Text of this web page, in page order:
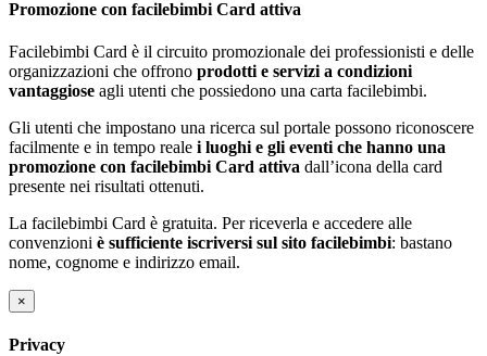
Promozione con facilebimbi Card attiva
Facilebimbi Card è il circuito promozionale dei professionisti e delle
organizzazioni che offrono prodotti e servizi a condizioni
vantaggiose agli utenti che possiedono una carta facilebimbi.
Gli utenti che impostano una ricerca sul portale possono riconoscere
facilmente e in tempo reale i luoghi e gli eventi che hanno una
promozione con facilebimbi Card attiva dall’icona della card
presente nei risultati ottenuti.
La facilebimbi Card è gratuita. Per riceverla e accedere alle
convenzioni è sufficiente iscriversi sul sito facilebimbi: bastano
nome, cognome e indirizzo email.
×
Privacy